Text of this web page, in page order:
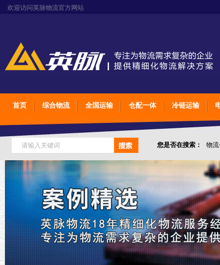
欢迎访问英脉物流官方网站
首页 综合物流 全国运输 仓配一体 冷链运输
您是否在搜索： 物
仓储综合专业定制物